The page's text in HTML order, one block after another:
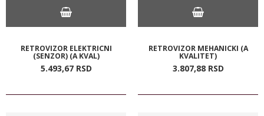
RETROVIZOR ELEKTRICNI
(SENZOR) (A KVAL)
5.493,67 RSD
RETROVIZOR MEHANICKI (A
KVALITET)
3.807,88 RSD